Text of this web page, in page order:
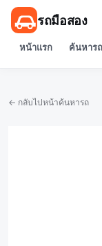
รถมือสอง
หน้าแรก ค้นหารถ
← กลับไปหน้าค้นหารถ